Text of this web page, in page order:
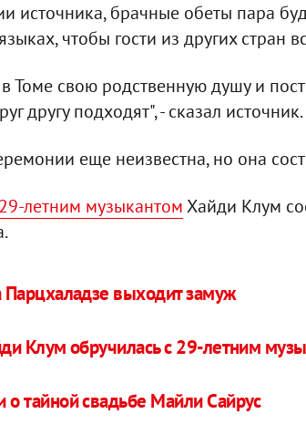
источника, брачные обеты пара
чтобы гости из других стран
Томе свою родственную душу и
другу подходят", - сказал источник.
еще неизвестна, но она
летним музыкантомХайди Клум
выходит замуж
Клум обручилась с 29-летним
тайной свадьбе Майли Сайрус